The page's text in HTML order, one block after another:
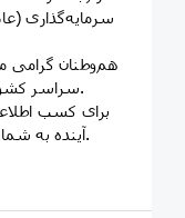
هم‌وطنان گرامی
سراسر کشور، نسبت به خرید این اوراق اقدام نمایند.
برای کسب
آینده به شماره 27663200-021 تماس حاصل فرمایید.